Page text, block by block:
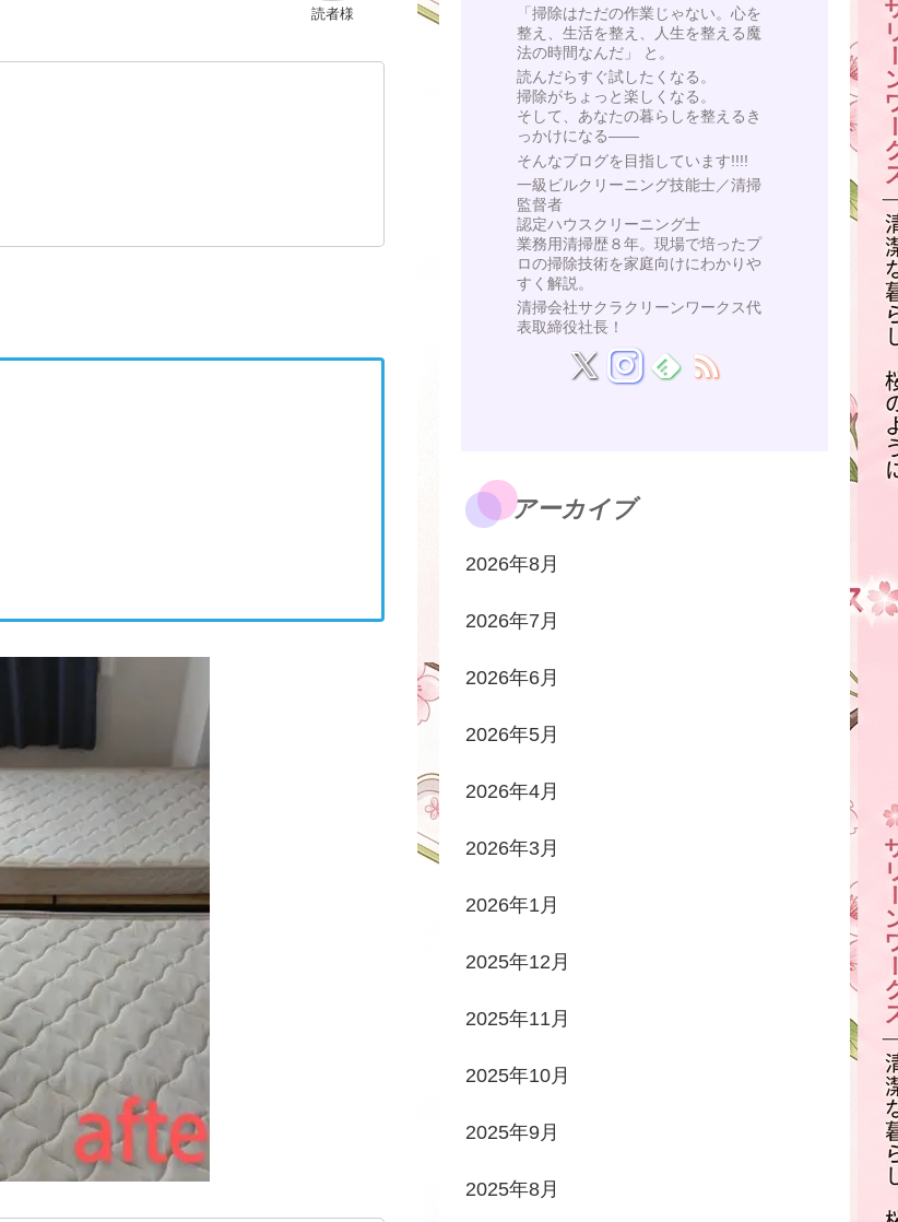
読者様
「掃除はただの作業じゃない。心を
整え、生活を整え、人生を整える魔
法の時間なんだ」 と。
読んだらすぐ試したくなる。
掃除がちょっと楽しくなる。
そして、あなたの暮らしを整えるき
っかけになる——
そんなブログを目指しています!!!!
一級ビルクリーニング技能士／清掃
監督者
認定ハウスクリーニング士
業務用清掃歴８年。現場で培ったプ
ロの掃除技術を家庭向けにわかりや
すく解説。
清掃会社サクラクリーンワークス代
表取締役社長！
アーカイブ
2026年8月
2026年7月
2026年6月
2026年5月
2026年4月
2026年3月
2026年1月
2025年12月
2025年11月
2025年10月
2025年9月
2025年8月